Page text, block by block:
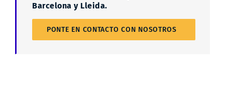
Barcelona y Lleida.
PONTE EN CONTACTO CON NOSOTROS